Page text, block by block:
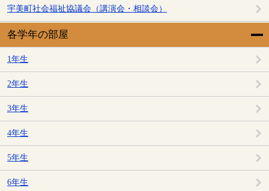
宇美町社会福祉協議会（講演会・相談会）
各学年の部屋
1年生
2年生
3年生
4年生
5年生
6年生